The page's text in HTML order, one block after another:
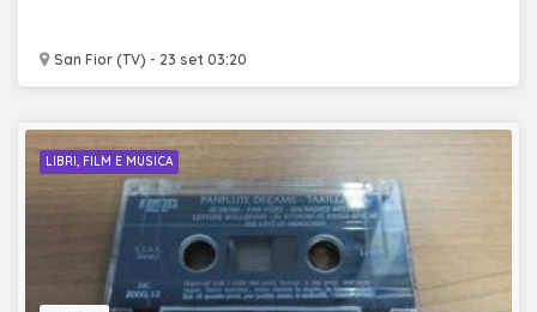
San Fior (TV) - 23 set 03:20
LIBRI, FILM E MUSICA